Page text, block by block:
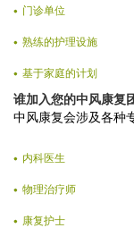
门诊单位
熟练的护理设施
基于家庭的计划
谁加入您的中风康复
中风康复会涉及各种
内科医生
物理治疗师
康复护士